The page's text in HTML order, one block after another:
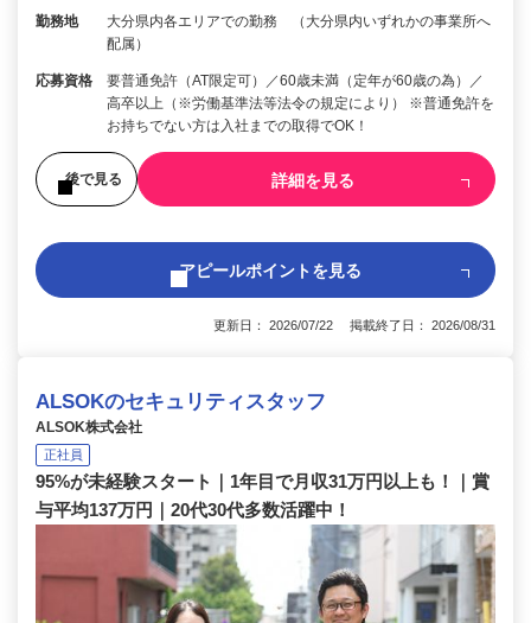
勤務地
大分県内各エリアでの勤務 （大分県内いずれかの事業所へ
配属）
応募資格
要普通免許（AT限定可）／60歳未満（定年が60歳の為）／
高卒以上（※労働基準法等法令の規定により） ※普通免許を
お持ちでない方は入社までの取得でOK！
後で見る 詳細を見る
アピールポイントを見る
更新日： 2026/07/22 掲載終了日： 2026/08/31
ALSOKのセキュリティスタッフ
ALSOK株式会社
正社員
95%が未経験スタート｜1年目で月収31万円以上も！｜賞
与平均137万円｜20代30代多数活躍中！